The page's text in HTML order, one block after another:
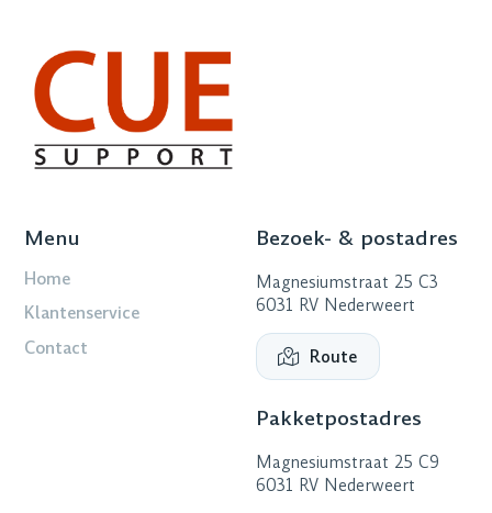
Menu
Home
Klantenservice
Contact
Bezoek- & postadres
Magnesiumstraat 25 C3
6031 RV Nederweert
Route
Pakketpostadres
Magnesiumstraat 25 C9
6031 RV Nederweert